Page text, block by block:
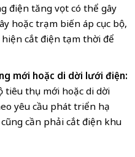
điện tăng vọt có thể gây
hoặc trạm biến áp cục bộ,
cắt điện tạm thời để
mới hoặc di dời lưới điện:
tiêu thụ mới hoặc di dời
yêu cầu phát triển hạ
cần phải cắt điện khu